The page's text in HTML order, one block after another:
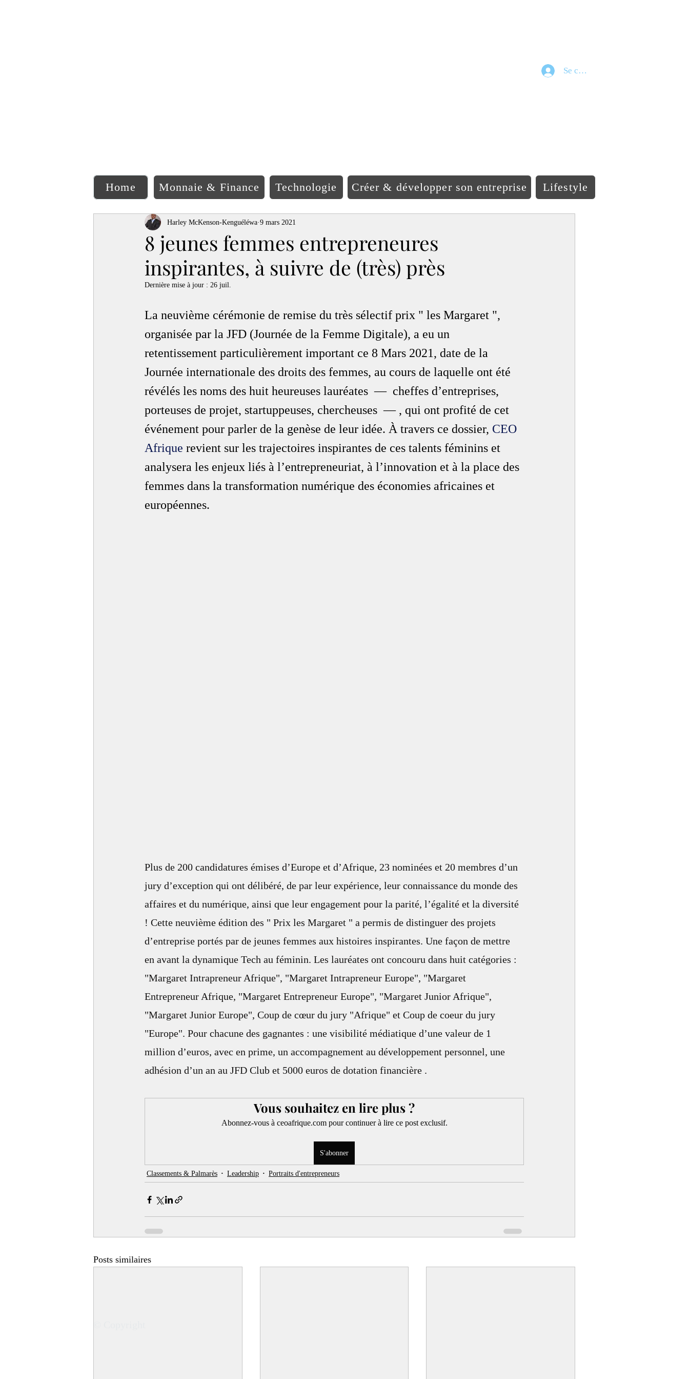
Se connecter
Home Monnaie & Finance Technologie Créer & développer son entreprise Lifestyle
8 jeunes femmes entrepreneures
inspirantes, à suivre de (très) près
Harley McKenson-Kenguéléwa 9 mars 2021
Dernière mise à jour : 26 juil.
La neuvième cérémonie de remise du très sélectif prix " les Margaret ",
organisée par la JFD (Journée de la Femme Digitale), a eu un
retentissement particulièrement important ce 8 Mars 2021, date de la
Journée internationale des droits des femmes, au cours de laquelle ont été
révélés les noms des huit heureuses lauréates  —  cheffes d’entreprises,
porteuses de projet, startuppeuses, chercheuses  — , qui ont profité de cet
événement pour parler de la genèse de leur idée. À travers ce dossier, CEO
Afrique revient sur les trajectoires inspirantes de ces talents féminins et
analysera les enjeux liés à l’entrepreneuriat, à l’innovation et à la place des
femmes dans la transformation numérique des économies africaines et
européennes.
Plus de 200 candidatures émises d’Europe et d’Afrique, 23 nominées et 20 membres d’un
jury d’exception qui ont délibéré, de par leur expérience, leur connaissance du monde des
affaires et du numérique, ainsi que leur engagement pour la parité, l’égalité et la diversité
! Cette neuvième édition des " Prix les Margaret " a permis de distinguer des projets
d’entreprise portés par de jeunes femmes aux histoires inspirantes. Une façon de mettre
en avant la dynamique Tech au féminin. Les lauréates ont concouru dans huit catégories :
"Margaret Intrapreneur Afrique", "Margaret Intrapreneur Europe", "Margaret
Entrepreneur Afrique, "Margaret Entrepreneur Europe", "Margaret Junior Afrique",
"Margaret Junior Europe", Coup de cœur du jury "Afrique" et Coup de coeur du jury
"Europe". Pour chacune des gagnantes : une visibilité médiatique d’une valeur de 1
million d’euros, avec en prime, un accompagnement au développement personnel, une
adhésion d’un an au JFD Club et 5000 euros de dotation financière .
Vous souhaitez en lire plus ?
Abonnez-vous à ceoafrique.com pour continuer à lire ce post exclusif.
S'abonner
Classements & Palmarès Leadership Portraits d'entrepreneurs
Posts similaires